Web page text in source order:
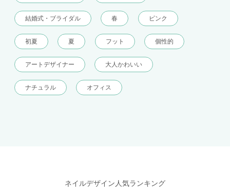
結婚式・ブライダル 春 ピンク
初夏 夏 フット 個性的
アートデザイナー 大人かわいい
ナチュラル オフィス
ネイルデザイン人気ランキング